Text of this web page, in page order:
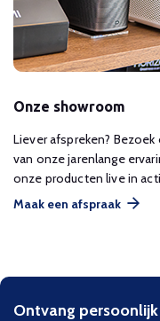
Onze showroom
Liever afspreken?
van onze jarenlange
onze producten live in
Maak een afspraak
Ontvang